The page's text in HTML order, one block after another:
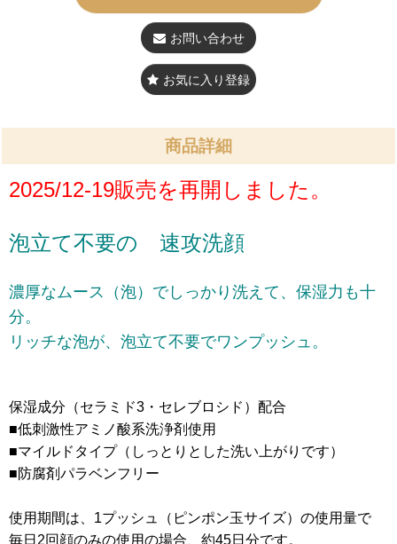
お問い合わせ
お気に入り登録
商品詳細
2025/12-19販売を再開しました。
泡立て不要の 速攻洗顔
濃厚なムース（泡）でしっかり洗えて、保湿力も十
分。
リッチな泡が、泡立て不要でワンプッシュ。
保湿成分（セラミド3・セレブロシド）配合
■低刺激性アミノ酸系洗浄剤使用
■マイルドタイプ（しっとりとした洗い上がりです）
■防腐剤パラベンフリー
使用期間は、1プッシュ（ピンポン玉サイズ）の使用量で
毎日2回顔のみの使用の場合、約45日分です。